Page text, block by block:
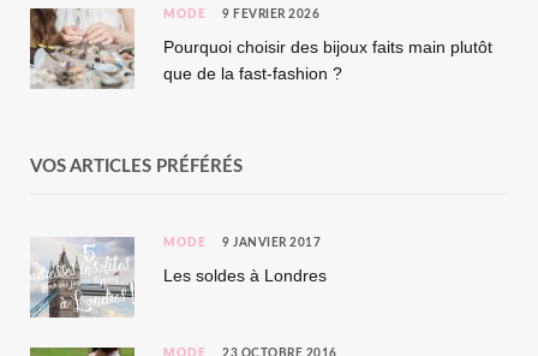
MODE 9 FÉVRIER 2026
Pourquoi choisir des bijoux faits main plutôt
que de la fast-fashion ?
VOS ARTICLES PRÉFÉRÉS
MODE 9 JANVIER 2017
Les soldes à Londres